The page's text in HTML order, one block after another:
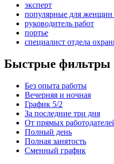
эксперт
популярные для женщин
руководитель работ
портье
специалист отдела
Быстрые фильтры
Без опыта работы
Вечерняя и ночная
График 5/2
За последние три дня
От прямых
Полный день
Полная занятость
Сменный график